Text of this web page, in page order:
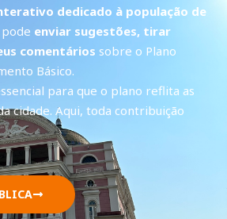
dedicado à população de
enviar sugestões, tirar
comentários sobre o Plano
Básico.
para que o plano reflita as
cidade. Aqui, toda contribuição